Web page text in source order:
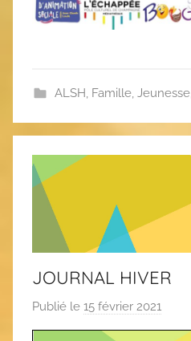
e
ALSH Famille, Jeunesse,
JOURNAL HIVER
Publié le 15 février 2021
a